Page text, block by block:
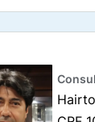
é
é indicado
e crianças